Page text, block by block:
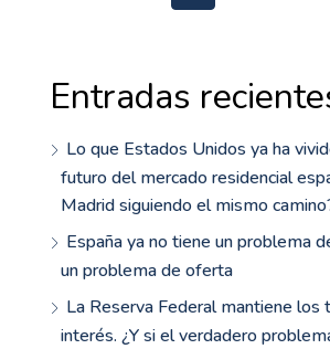
Entradas
Lo que Estados Unidos ya ha
futuro del mercado residencial
Madrid siguiendo el mismo
España ya no tiene un problema
un problema de oferta
La Reserva Federal mantiene los
interés. ¿Y si el verdadero